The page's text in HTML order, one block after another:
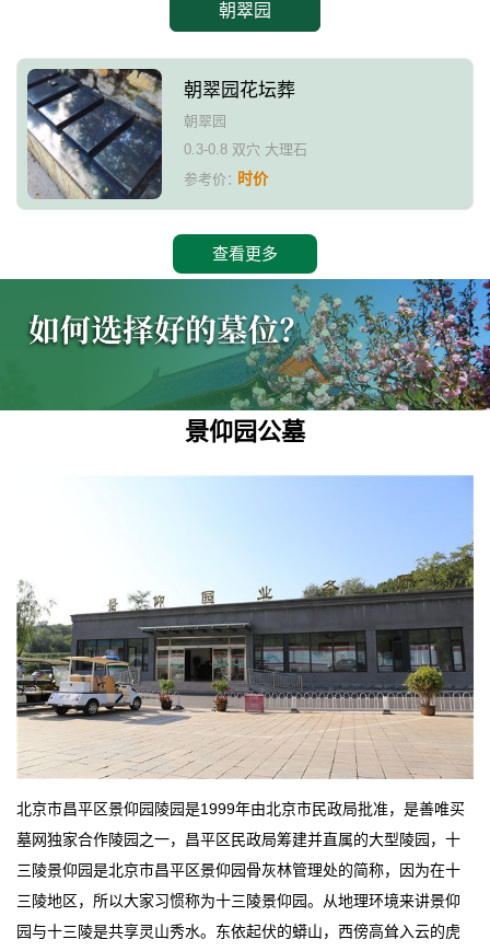
朝翠园
朝翠园花坛葬
朝翠园
0.3-0.8 双穴 大理石
参考价：时价
查看更多
景仰园公墓
北京市昌平区景仰园陵园是1999年由北京市民政局批准，是善唯买
墓网独家合作陵园之一，昌平区民政局筹建并直属的大型陵园，十
三陵景仰园是北京市昌平区景仰园骨灰林管理处的简称，因为在十
三陵地区，所以大家习惯称为十三陵景仰园。从地理环境来讲景仰
园与十三陵是共享灵山秀水。东依起伏的蟒山，西傍高耸入云的虎